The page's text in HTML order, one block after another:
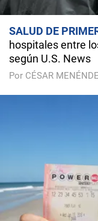
SALUD DE
hospitales entre
según U.S. News
Por CÉSAR